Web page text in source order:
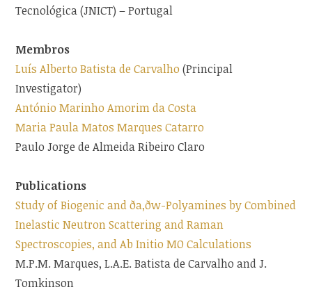
Tecnológica (JNICT) – Portugal
Membros
Luís Alberto Batista de Carvalho (Principal
Investigator)
António Marinho Amorim da Costa
Maria Paula Matos Marques Catarro
Paulo Jorge de Almeida Ribeiro Claro
Publications
Study of Biogenic and ða,ðw-Polyamines by Combined
Inelastic Neutron Scattering and Raman
Spectroscopies, and Ab Initio MO Calculations
M.P.M. Marques, L.A.E. Batista de Carvalho and J.
Tomkinson